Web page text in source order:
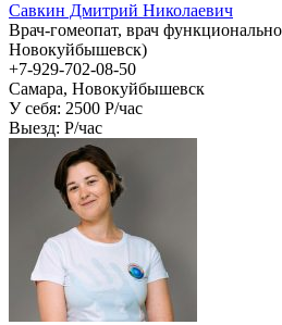
Савкин Дмитрий Николаевич
Врач-гомеопат, врач
Новокуйбышевск)
+7-929-702-08-50
Самара, Новокуйбышевск
У себя: 2500 P/час
Выезд: P/час